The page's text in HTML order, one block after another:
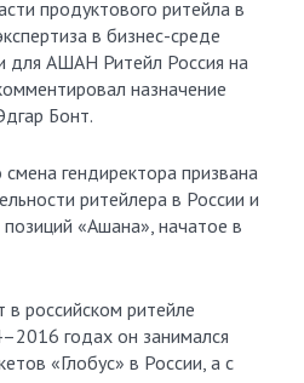
продуктового ритейла в
в бизнес-среде
для АШАН Ритейл Россия на
назначение
Бонт.
гендиректора призвана
ритейлера в России и
«Ашана», начатое в
российском ритейле
годах он занимался
«Глобус» в России, а с